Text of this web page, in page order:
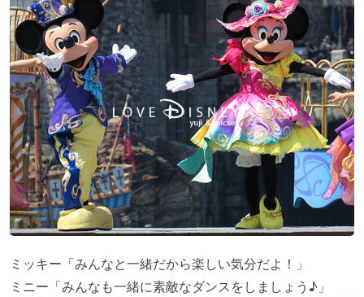
ミッキー「みんなと一緒だから楽しい気分だよ！」
ミニー「みんなも一緒に素敵なダンスをしましょう♪」